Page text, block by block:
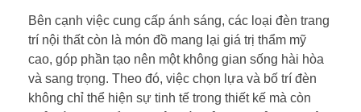
Bên cạnh việc cung cấp ánh sáng, các loại đèn trang
trí nội thất còn là món đồ mang lại giá trị thẩm mỹ
cao, góp phần tạo nên một không gian sống hài hòa
và sang trọng. Theo đó, việc chọn lựa và bố trí đèn
không chỉ thể hiện sự tinh tế trong thiết kế mà còn